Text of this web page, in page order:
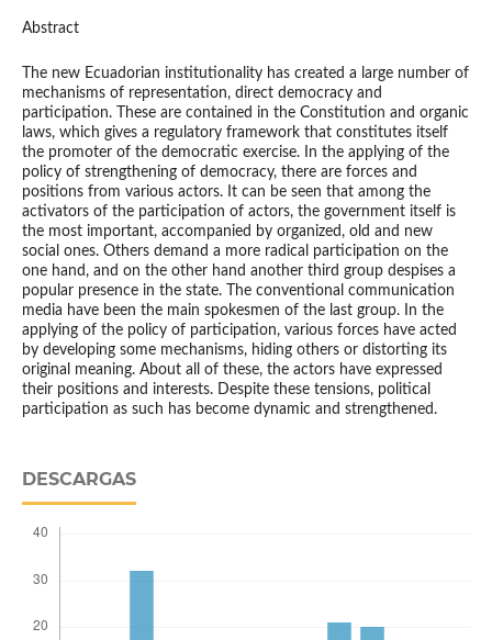
Abstract
The new Ecuadorian institutionality has created a large number of
mechanisms of representation, direct democracy and
participation. These are contained in the Constitution and organic
laws, which gives a regulatory framework that constitutes itself
the promoter of the democratic exercise. In the applying of the
policy of strengthening of democracy, there are forces and
positions from various actors. It can be seen that among the
activators of the participation of actors, the government itself is
the most important, accompanied by organized, old and new
social ones. Others demand a more radical participation on the
one hand, and on the other hand another third group despises a
popular presence in the state. The conventional communication
media have been the main spokesmen of the last group. In the
applying of the policy of participation, various forces have acted
by developing some mechanisms, hiding others or distorting its
original meaning. About all of these, the actors have expressed
their positions and interests. Despite these tensions, political
participation as such has become dynamic and strengthened.
DESCARGAS